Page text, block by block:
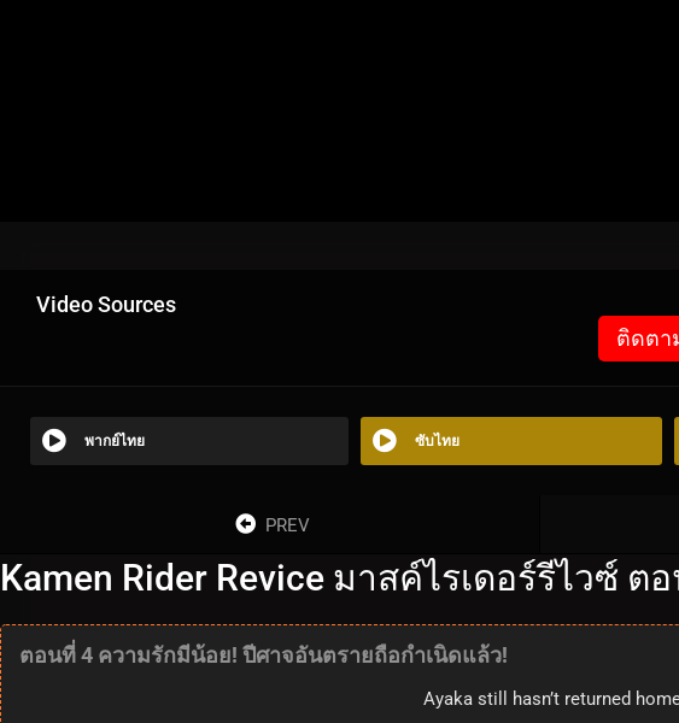
Video Sources
ติดตา
พากย์ไทย ซับไทย
PREV
Kamen Rider Revice มาสค์ไรเดอร์รีไวซ์ ต
ตอนที่ 4 ความรักมีน้อย! ปีศาจอันตรายถือกำเนิดแล้ว!
Ayaka still hasn’t returned